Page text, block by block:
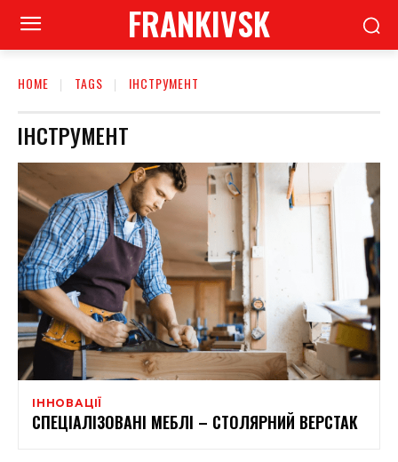
FRANKIVSK
HOME TAGS ІНСТРУМЕНТ
ІНСТРУМЕНТ
ІННОВАЦІЇ
СПЕЦІАЛІЗОВАНІ МЕБЛІ – СТОЛЯРНИЙ ВЕРСТАК